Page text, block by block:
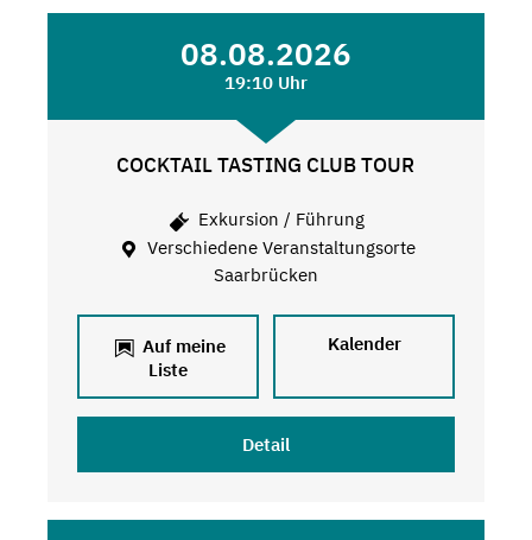
08.08.2026
19:10 Uhr
COCKTAIL TASTING CLUB TOUR
Exkursion / Führung
Verschiedene Veranstaltungsorte
Saarbrücken
Auf meine
Liste
Kalender
Detail